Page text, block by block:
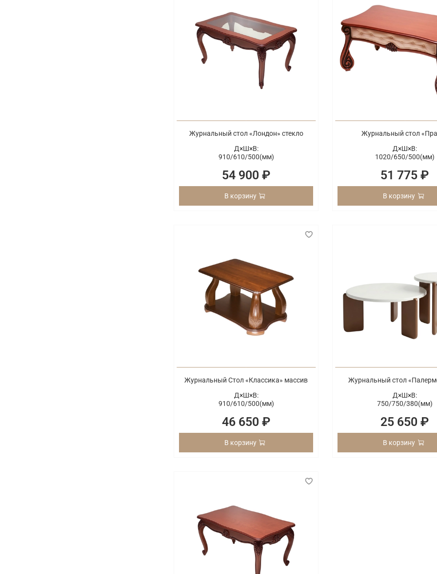
Журнальный стол «Лондон» стекло
Д×Ш×В:
910/610/500(мм)
54 900 ₽
В корзину
Журнальный стол
Д×Ш×В:
1020/650/500(мм)
51 775 ₽
В корзину
Журнальный Стол «Классика» массив
Д×Ш×В:
910/610/500(мм)
46 650 ₽
В корзину
Журнальный стол
Д×Ш×В:
750/750/380(мм)
25 650 ₽
В корзину